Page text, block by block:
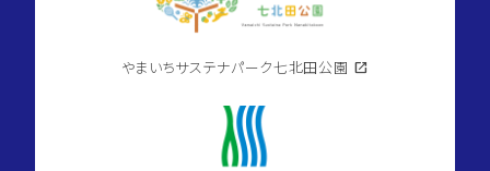
やまいちサステナパーク七北田公園 open_in_new